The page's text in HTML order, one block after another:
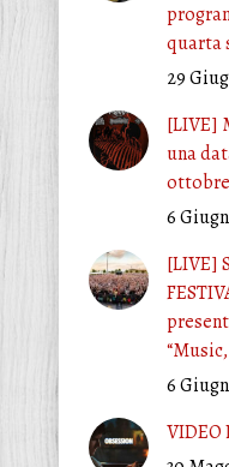
quarta
29
[LIVE]
una
ottobre
6
[LIVE]
6
VIDEO